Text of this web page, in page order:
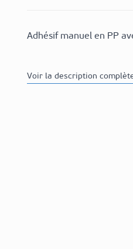
Adhésif manuel en PP
Voir la description